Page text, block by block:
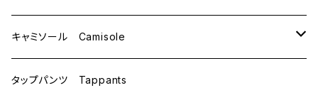
C70
C75
M
L
キャミソール Camisole
M
タップパンツ Tappants